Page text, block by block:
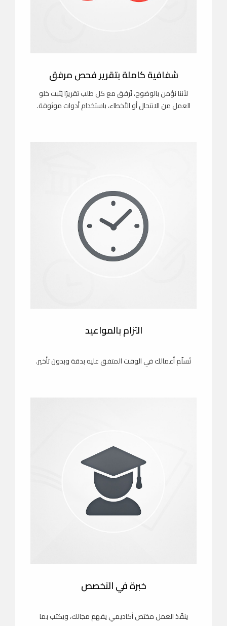
شفافية كاملة بتقرير فحص مرفق
لأننا نؤمن بالوضوح، نُرفق مع كل طلب تقريرًا يُثبت خلو
العمل من الانتحال أو الأخطاء، باستخدام أدوات موثوقة.
التزام بالمواعيد
نُسلّم أعمالك في الوقت المتفق عليه بدقة وبدون تأخير.
خبرة في التخصص
ينفّذ العمل مختص أكاديمي يفهم مجالك، ويكتب بما